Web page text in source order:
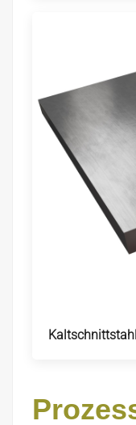
Kaltschnittstahl